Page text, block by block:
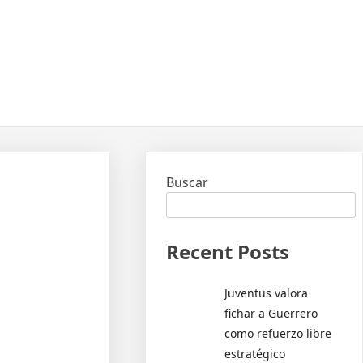
Buscar
Recent Posts
Juventus valora
fichar a Guerrero
como refuerzo libre
estratégico